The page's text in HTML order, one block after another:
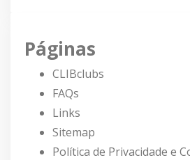
Páginas
CLIBclubs
FAQs
Links
Sitemap
Política de Privacidade e